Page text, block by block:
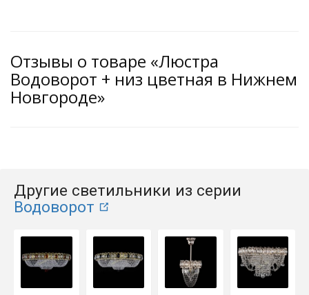
Отзывы о товаре «Люстра
Водоворот + низ цветная в Нижнем
Новгороде»
Другие светильники из серии
Водоворот